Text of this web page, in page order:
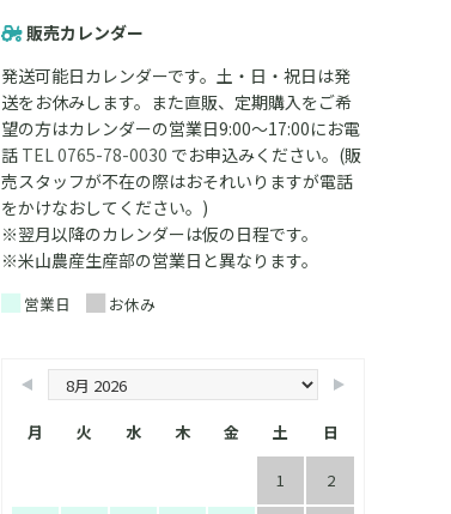
販売カレンダー
発送可能日カレンダーです。土・日・祝日は発
送をお休みします。また直販、定期購入をご希
望の方はカレンダーの営業日9:00～17:00にお電
話 TEL 0765-78-0030 でお申込みください。(販
売スタッフが不在の際はおそれいりますが電話
をかけなおしてください。)
※翌月以降のカレンダーは仮の日程です。
※米山農産生産部の営業日と異なります。
営業日 お休み
月 火 水 木 金 土 日
1 2